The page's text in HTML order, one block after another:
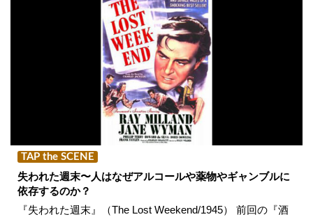
TAP the SCENE
失われた週末〜人はなぜアルコールや薬物やギャンブルに
依存するのか？
『失われた週末』（The Lost Weekend/1945） 前回の『酒